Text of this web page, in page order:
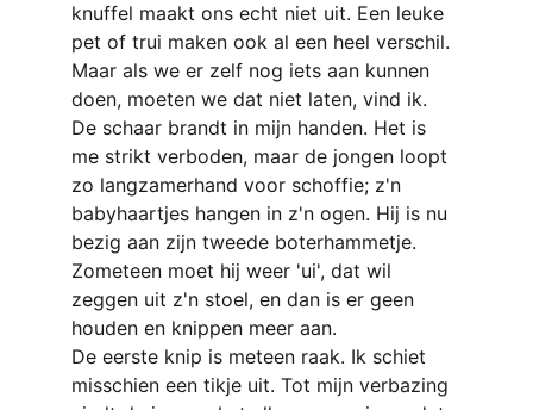
knuffel maakt ons echt niet uit. Een leuke
pet of trui maken ook al een heel verschil.
Maar als we er zelf nog iets aan kunnen
doen, moeten we dat niet laten, vind ik.
De schaar brandt in mijn handen. Het is
me strikt verboden, maar de jongen loopt
zo langzamerhand voor schoffie; z'n
babyhaartjes hangen in z'n ogen. Hij is nu
bezig aan zijn tweede boterhammetje.
Zometeen moet hij weer 'ui', dat wil
zeggen uit z'n stoel, en dan is er geen
houden en knippen meer aan.
De eerste knip is meteen raak. Ik schiet
misschien een tikje uit. Tot mijn verbazing